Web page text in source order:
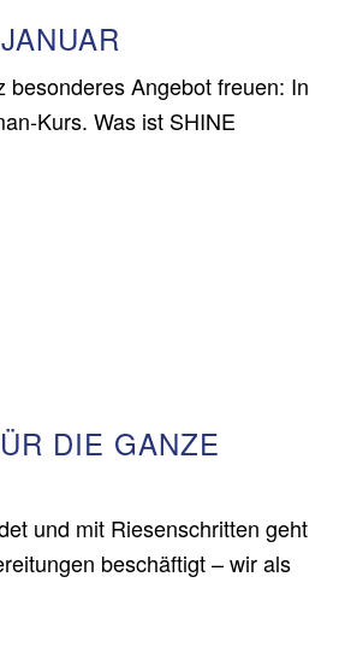
Angebot freuen: In
Kurs. Was ist SHINE
DIE GANZE
und mit Riesenschritten geht
beschäftigt – wir als